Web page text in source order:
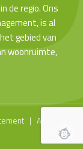
de regio. Ons
is al
gebied van
woonruimte,
| Algemene